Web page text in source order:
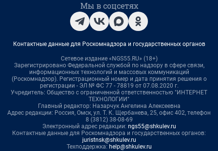
Мы в соцсетях
Контактные данные для Роскомнадзора и государственных органов
Сетевое издание «NGS55.RU» (18+)
Зарегистрировано Федеральной службой по надзору в сфере связи,
информационных технологий и массовых коммуникаций
(Роскомнадзор). Регистрационный номер и дата принятия решения о
регистрации - ЭЛ № ФС 77 - 78819 от 07.08.2020 г.
Учредитель: Общество с ограниченной ответственностью "ИНТЕРНЕТ
ТЕХНОЛОГИИ"
Главный редактор: Назарчук Ангелина Алексеевна
Адрес редакции: Россия, Омск, ул. Т. К. Щербанева, 25, офис 402, телефон
8 (3812) 38-08-69
Электронный адрес редакции: ngs55@shkulev.ru
Контактные данные для Роскомнадзора и государственных органов:
juristnsk@shkulev.ru
Техподдержка: help@shkulev.ru